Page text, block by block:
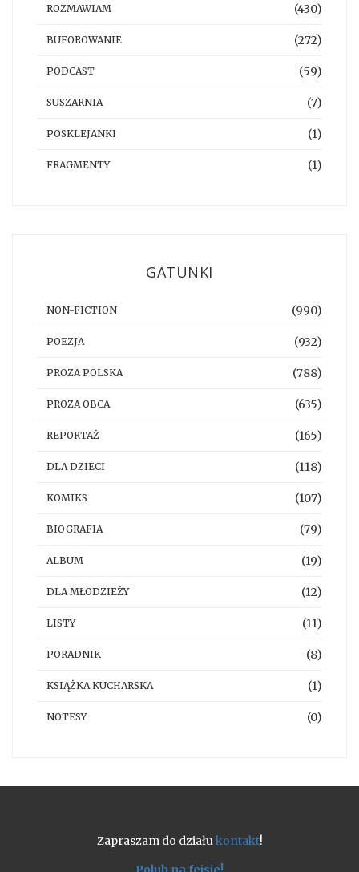
ROZMAWIAM (430)
BUFOROWANIE (272)
PODCAST (59)
SUSZARNIA (7)
POSKLEJANKI (1)
FRAGMENTY (1)
GATUNKI
NON-FICTION (990)
POEZJA (932)
PROZA POLSKA (788)
PROZA OBCA (635)
REPORTAŻ (165)
DLA DZIECI (118)
KOMIKS (107)
BIOGRAFIA (79)
ALBUM (19)
DLA MŁODZIEŻY (12)
LISTY (11)
PORADNIK (8)
KSIĄŻKA KUCHARSKA (1)
NOTESY (0)
Zapraszam do działukontakt!